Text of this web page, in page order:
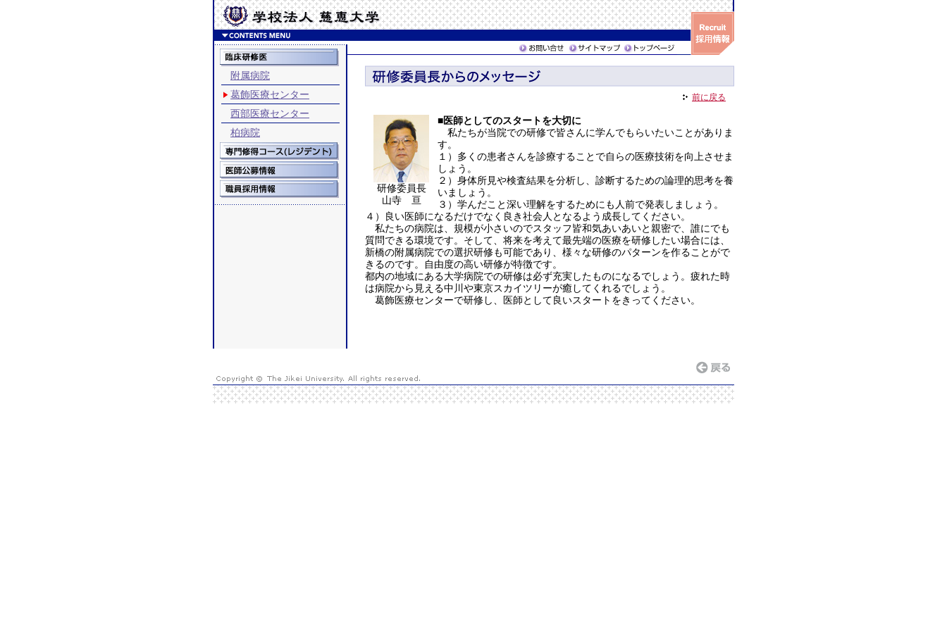
附属病院
葛飾医療センター
西部医療センター
柏病院
前に戻る
研修委員長
山寺 亘
■医師としてのスタートを大切に
私たちが当院での研修で皆さんに学んでもらいたいことがありま
す。
１）多くの患者さんを診療することで自らの医療技術を向上させま
しょう。
２）身体所見や検査結果を分析し、診断するための論理的思考を養
いましょう。
３）学んだこと深い理解をするためにも人前で発表しましょう。
４）良い医師になるだけでなく良き社会人となるよう成長してください。
私たちの病院は、規模が小さいのでスタッフ皆和気あいあいと親密で、誰にでも
質問できる環境です。そして、将来を考えて最先端の医療を研修したい場合には、
新橋の附属病院での選択研修も可能であり、様々な研修のパターンを作ることがで
きるのです。自由度の高い研修が特徴です。
都内の地域にある大学病院での研修は必ず充実したものになるでしょう。疲れた時
は病院から見える中川や東京スカイツリーが癒してくれるでしょう。
葛飾医療センターで研修し、医師として良いスタートをきってください。